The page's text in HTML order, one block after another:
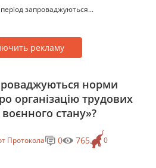
запроваджуються...
рекламу
норми
організацію трудових
стану»?
Протокола 0
0 765